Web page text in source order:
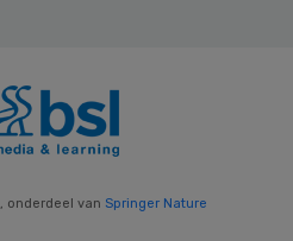
, onderdeel van Springer Nature